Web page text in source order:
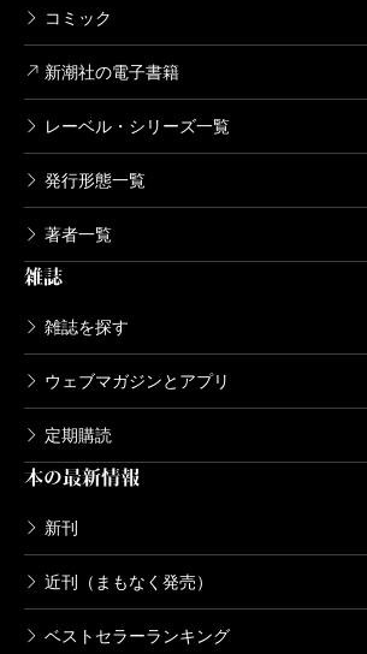
れを凜は、縦横無尽に使いこなすのだ
手の身体を真っ二つにするチャンバラ
というよりはバイオレンス。斬と裂き
その中でも、クライマックスの闘い
屋敷に斬り込んだ凜が、血まみれの大
を躍動させる。そこに十三郎が駆けつ
まで加わって、爆発するようなチャン
のである。血が滾るとは、まさにこの
もをぶっ飛ばす斬馬刀の嵐に、胸がす
さて、そんな風にワクワクしながら
最終話「昨日と明日」で、物語のトー
《三ツ枡》の小僧の伝助に移るのだ。
登場し、成り行きでクライマックスの
コミック
新潮社の電子書籍
レーベル・シリーズ一覧
発行形態一覧
著者一覧
雑誌
雑誌を探す
ウェブマガジンとアプリ
定期購読
本の最新情報
新刊
近刊（まもなく発売）
ベストセラーランキング